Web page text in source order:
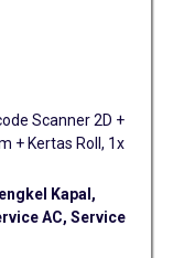
Scanner 2D +
+ Kertas Roll, 1x
Kapal,
AC, Service